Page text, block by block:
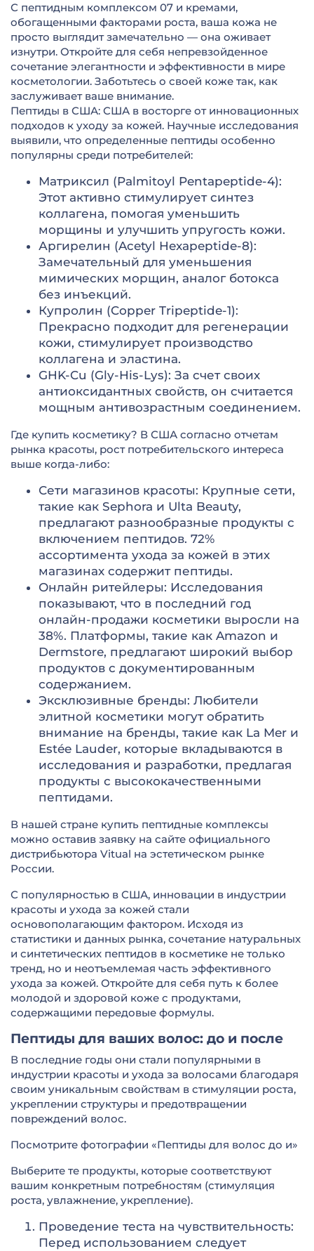
С пептидным комплексом 07 и кремами,
обогащенными факторами роста, ваша кожа не
просто выглядит замечательно — она оживает
изнутри. Откройте для себя непревзойденное
сочетание элегантности и эффективности в мире
косметологии. Заботьтесь о своей коже так, как
заслуживает ваше внимание.
Пептиды в США: США в восторге от инновационных
подходов к уходу за кожей. Научные исследования
выявили, что определенные пептиды особенно
популярны среди потребителей:
Матриксил (Palmitoyl Pentapeptide-4):
Этот активно стимулирует синтез
коллагена, помогая уменьшить
морщины и улучшить упругость кожи.
Аргирелин (Acetyl Hexapeptide-8):
Замечательный для уменьшения
мимических морщин, аналог ботокса
без инъекций.
Купролин (Copper Tripeptide-1):
Прекрасно подходит для регенерации
кожи, стимулирует производство
коллагена и эластина.
GHK-Cu (Gly-His-Lys): За счет своих
антиоксидантных свойств, он считается
мощным антивозрастным соединением.
Где купить косметику? В США согласно отчетам
рынка красоты, рост потребительского интереса
выше когда-либо:
Сети магазинов красоты: Крупные сети,
такие как Sephora и Ulta Beauty,
предлагают разнообразные продукты с
включением пептидов. 72%
ассортимента ухода за кожей в этих
магазинах содержит пептиды.
Онлайн ритейлеры: Исследования
показывают, что в последний год
онлайн-продажи косметики выросли на
38%. Платформы, такие как Amazon и
Dermstore, предлагают широкий выбор
продуктов с документированным
содержанием.
Эксклюзивные бренды: Любители
элитной косметики могут обратить
внимание на бренды, такие как La Mer и
Estée Lauder, которые вкладываются в
исследования и разработки, предлагая
продукты с высококачественными
пептидами.
В нашей стране купить пептидные комплексы
можно оставив заявку на сайте официального
дистрибьютора Vitual на эстетическом рынке
России.
С популярностью в США, инновации в индустрии
красоты и ухода за кожей стали
основополагающим фактором. Исходя из
статистики и данных рынка, сочетание натуральных
и синтетических пептидов в косметике не только
тренд, но и неотъемлемая часть эффективного
ухода за кожей. Откройте для себя путь к более
молодой и здоровой коже с продуктами,
содержащими передовые формулы.
Пептиды для ваших волос: до и после
В последние годы они стали популярными в
индустрии красоты и ухода за волосами благодаря
своим уникальным свойствам в стимуляции роста,
укреплении структуры и предотвращении
повреждений волос.
Посмотрите фотографии «Пептиды для волос до и»
Выберите те продукты, которые соответствуют
вашим конкретным потребностям (стимуляция
роста, увлажнение, укрепление).
Проведение теста на чувствительность:
Перед использованием следует